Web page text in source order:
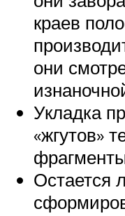
краев
они
Укладка
«жгутов»
Остается